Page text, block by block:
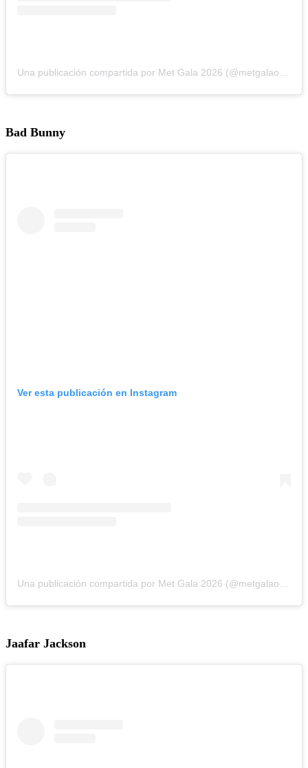
Bad Bunny
Ver esta publicación en Instagram
Una publicación compartida por Met Gala 2026 (@metgalaofficial_)
Jaafar Jackson